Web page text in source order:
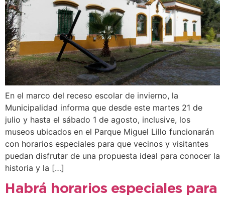
En el marco del receso escolar de invierno, la
Municipalidad informa que desde este martes 21 de
julio y hasta el sábado 1 de agosto, inclusive, los
museos ubicados en el Parque Miguel Lillo funcionarán
con horarios especiales para que vecinos y visitantes
puedan disfrutar de una propuesta ideal para conocer la
historia y la […]
Habrá horarios especiales para